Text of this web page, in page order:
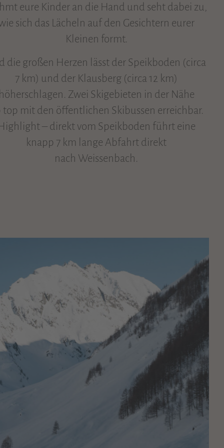
eure Kinder an die Hand und seht dabei zu,
sich das Lächeln auf den Gesichtern eurer
Kleinen formt.
die großen Herzen lässt der Speikboden (circa
7 km) und der Klausberg (circa 12 km)
Zwei Skigebieten in der Nähe
top mit den öffentlichen Skibussen erreichbar.
– direkt vom Speikboden führt eine
knapp 7 km lange Abfahrt direkt
nach Weissenbach.